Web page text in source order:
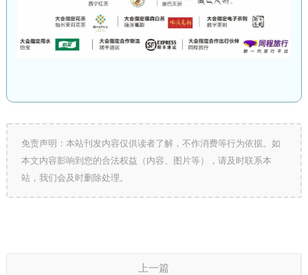
免责声明：本站刊发内容仅供读者了解，不作消费等行为依据。如
本文内容影响到您的合法权益（内容、图片等），请及时联系本
站，我们会及时删除处理。
上一篇